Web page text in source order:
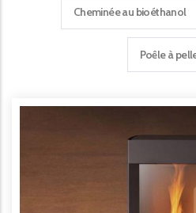
Cheminée au bioéthanol
Poêle à